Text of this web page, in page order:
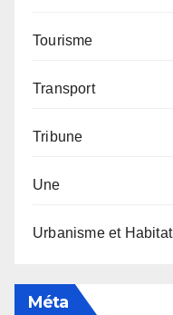
Tourisme
Transport
Tribune
Une
Urbanisme et Habitat
Méta